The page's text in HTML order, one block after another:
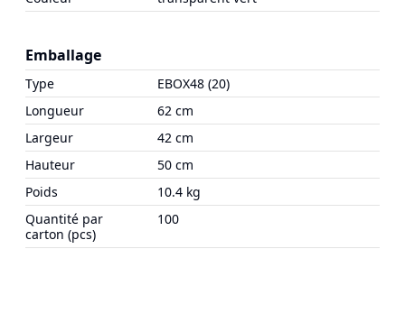
Emballage
Type
EBOX48 (20)
Longueur
62 cm
Largeur
42 cm
Hauteur
50 cm
Poids
10.4 kg
Quantité par
carton (pcs)
100